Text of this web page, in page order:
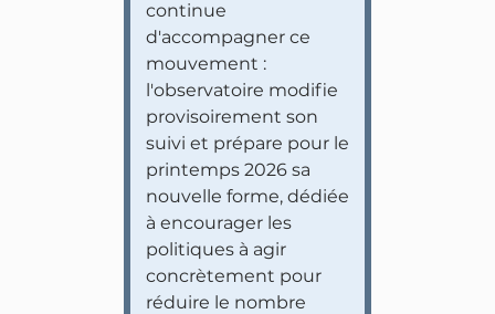
continue
d'accompagner ce
mouvement :
l'observatoire modifie
provisoirement son
suivi et prépare pour le
printemps 2026 sa
nouvelle forme, dédiée
à encourager les
politiques à agir
concrètement pour
réduire le nombre